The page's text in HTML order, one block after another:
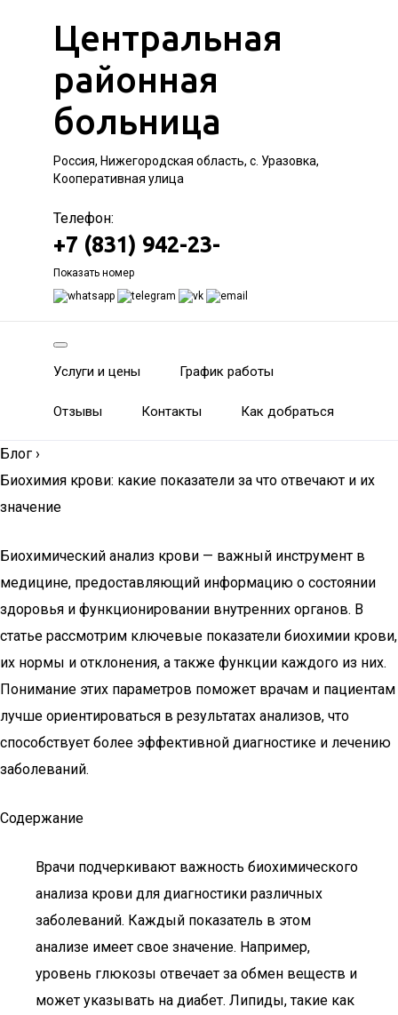
Центральная
районная
больница
Россия, Нижегородская область, с. Уразовка,
Кооперативная улица
Телефон:
+7 (831) 942-23-
Показать номер
Услуги и цены График работы
Отзывы Контакты Как добраться
Блог ›
Биохимия крови: какие показатели за что отвечают и их
значение
Биохимический анализ крови — важный инструмент в
медицине, предоставляющий информацию о состоянии
здоровья и функционировании внутренних органов. В
статье рассмотрим ключевые показатели биохимии крови,
их нормы и отклонения, а также функции каждого из них.
Понимание этих параметров поможет врачам и пациентам
лучше ориентироваться в результатах анализов, что
способствует более эффективной диагностике и лечению
заболеваний.
Содержание
Врачи подчеркивают важность биохимического
анализа крови для диагностики различных
заболеваний. Каждый показатель в этом
анализе имеет свое значение. Например,
уровень глюкозы отвечает за обмен веществ и
может указывать на диабет. Липиды, такие как